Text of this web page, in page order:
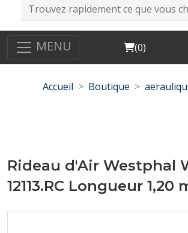
MENU Cart
(0)
Accueil Boutique
Rideau d'Air Westphal
12113.RC Longueur 1,20